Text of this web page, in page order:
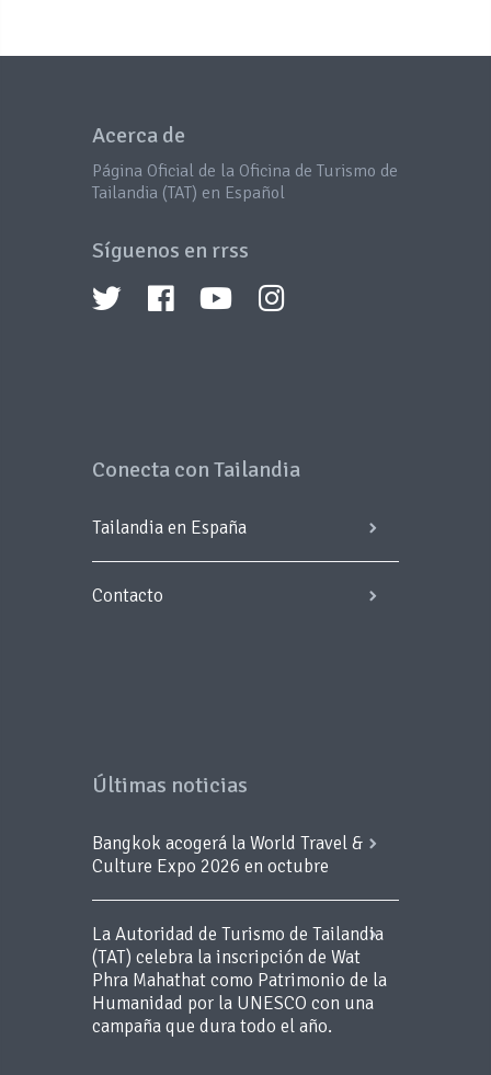
Acerca de
Página Oficial de la Oficina de Turismo de
Tailandia (TAT) en Español
Síguenos en rrss
Conecta con Tailandia
Tailandia en España
Contacto
Últimas noticias
Bangkok acogerá la World Travel &
Culture Expo 2026 en octubre
La Autoridad de Turismo de Tailandia
(TAT) celebra la inscripción de Wat
Phra Mahathat como Patrimonio de la
Humanidad por la UNESCO con una
campaña que dura todo el año.